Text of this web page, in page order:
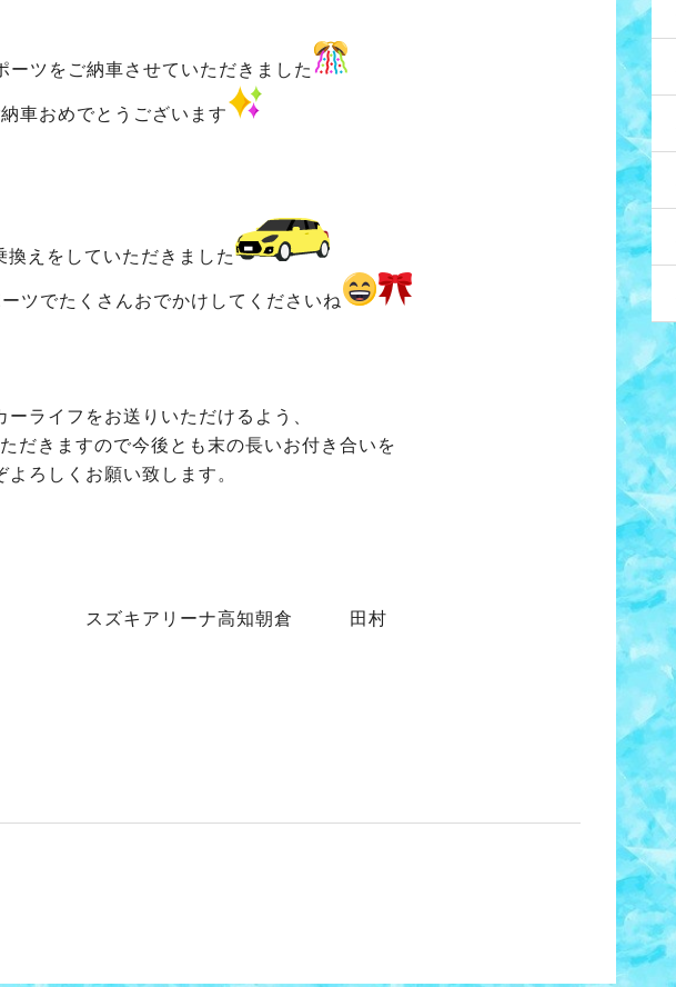
ーツをご納車させていただきました
車おめでとうございます
換えをしていただきました
ツでたくさんおでかけしてくださいね
ーライフをお送りいただけるよう、
だきますので今後とも末の長いお付き合いを
よろしくお願い致します。
ーナ高知朝倉 田村